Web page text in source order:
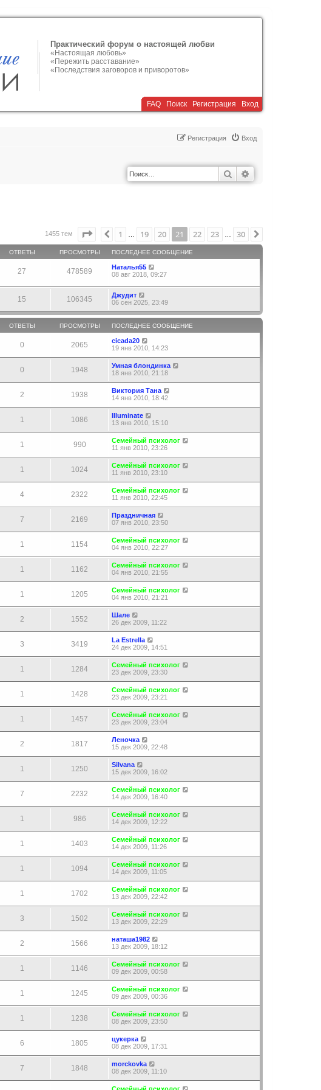
Практический форум о настоящей любви
«Настоящая любовь»
«Пережить расставание»
«Последствия заговоров и приворотов»
FAQ Поиск Регистрация Вход
Вход
Регистрация
Поиск
1455 тем Страница 21из 30
Пред.
1 19 20 21 22 23 30
ОТВЕТЫ ПРОСМОТРЫ ПОСЛЕДНЕЕ СООБЩЕНИЕ
27 478589
Наталья55
08 авг 2018, 09:27
15 106345
Джудит
06 сен 2025, 23:49
ОТВЕТЫ ПРОСМОТРЫ ПОСЛЕДНЕЕ СООБЩЕНИЕ
0 2065
cicada20
19 янв 2010, 14:23
0 1948
Умная блондинка
18 янв 2010, 21:18
2 1938
Виктория Тана
14 янв 2010, 18:42
1 1086
Illuminate
13 янв 2010, 15:10
1 990
Семейный психолог
11 янв 2010, 23:26
1 1024
Семейный психолог
11 янв 2010, 23:10
4 2322
Семейный психолог
11 янв 2010, 22:45
7 2169
Праздничная
07 янв 2010, 23:50
1 1154
Семейный психолог
04 янв 2010, 22:27
1 1162
Семейный психолог
04 янв 2010, 21:55
1 1205
Семейный психолог
04 янв 2010, 21:21
2 1552
Шале
26 дек 2009, 11:22
3 3419
La Estrella
24 дек 2009, 14:51
1 1284
Семейный психолог
23 дек 2009, 23:30
1 1428
Семейный психолог
23 дек 2009, 23:21
1 1457
Семейный психолог
23 дек 2009, 23:04
2 1817
Леночка
15 дек 2009, 22:48
1 1250
Silvana
15 дек 2009, 16:02
7 2232
Семейный психолог
14 дек 2009, 16:40
1 986
Семейный психолог
14 дек 2009, 12:22
1 1403
Семейный психолог
14 дек 2009, 11:26
1 1094
Семейный психолог
14 дек 2009, 11:05
1 1702
Семейный психолог
13 дек 2009, 22:42
3 1502
Семейный психолог
13 дек 2009, 22:29
2 1566
наташа1982
13 дек 2009, 18:12
1 1146
Семейный психолог
09 дек 2009, 00:58
1 1245
Семейный психолог
09 дек 2009, 00:36
1 1238
Семейный психолог
08 дек 2009, 23:50
6 1805
цукерка
08 дек 2009, 17:31
7 1848
morckovka
08 дек 2009, 11:10